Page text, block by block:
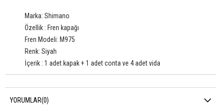
Marka: Shimano
Özellik : Fren kapağı
Fren Modeli: M975
Renk: Siyah
İçerik : 1 adet kapak + 1 adet conta ve 4 adet vida
YORUMLAR(0)